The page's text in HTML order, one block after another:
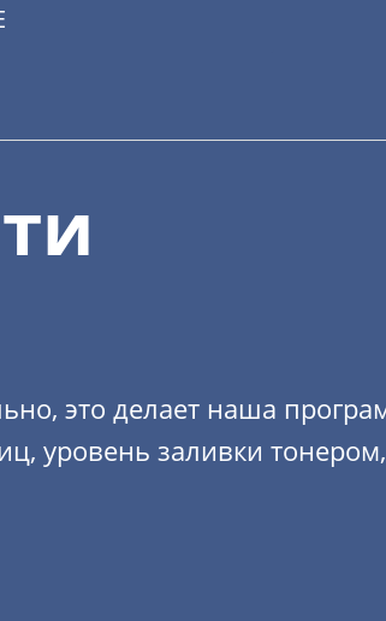
это делает наша
уровень заливки